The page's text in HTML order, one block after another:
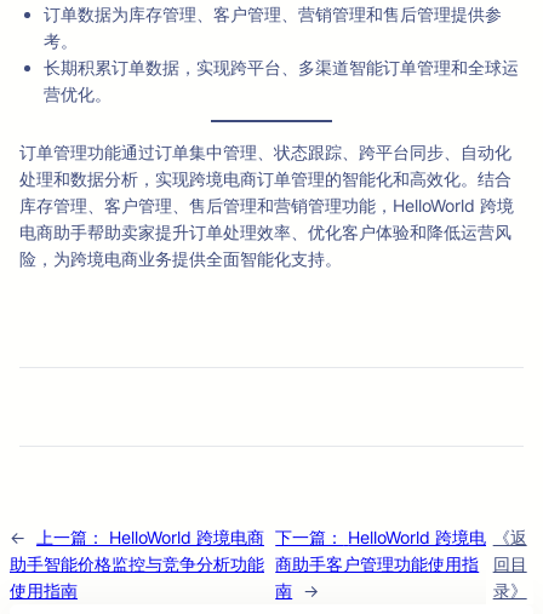
订单数据为库存管理、客户管理、营销管理和售后管理提供参
考。
长期积累订单数据，实现跨平台、多渠道智能订单管理和全球运
营优化。
订单管理功能通过订单集中管理、状态跟踪、跨平台同步、自动化
处理和数据分析，实现跨境电商订单管理的智能化和高效化。结合
库存管理、客户管理、售后管理和营销管理功能，HelloWorld 跨境
电商助手帮助卖家提升订单处理效率、优化客户体验和降低运营风
险，为跨境电商业务提供全面智能化支持。
← 上一篇：
HelloWorld 跨境电商
助手智能价格监控与竞争分析功能
使用指南
下一篇：
HelloWorld 跨境电
商助手客户管理功能使用指
南 →
《返
回目
录》